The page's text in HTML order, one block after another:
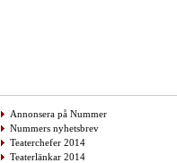
Annonsera på Nummer
Nummers nyhetsbrev
Teaterchefer 2014
Teaterlänkar 2014